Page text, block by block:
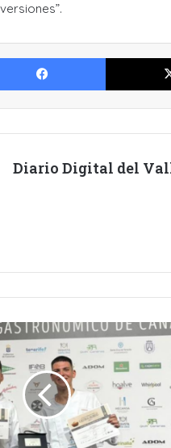
Facebook
Diario Digital del